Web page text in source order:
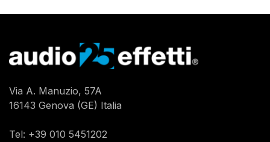
Via A. Manuzio, 57A
16143 Genova (GE) Italia
Tel: +39 010 5451202